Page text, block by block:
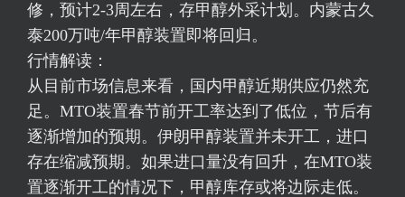
修，预计2-3周左右，存甲醇外采计划。内蒙古久
泰200万吨/年甲醇装置即将回归。
行情解读：
从目前市场信息来看，国内甲醇近期供应仍然充
足。MTO装置春节前开工率达到了低位，节后有
逐渐增加的预期。伊朗甲醇装置并未开工，进口
存在缩减预期。如果进口量没有回升，在MTO装
置逐渐开工的情况下，甲醇库存或将边际走低。